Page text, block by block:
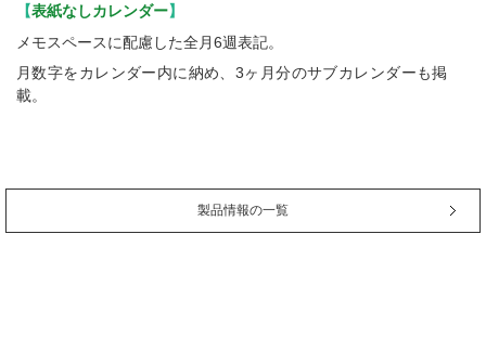
【表紙なしカレンダー】
メモスペースに配慮した全月6週表記。
月数字をカレンダー内に納め、3ヶ月分のサブカレンダーも掲
載。
製品情報の一覧